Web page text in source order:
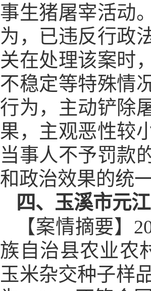
事生猪屠宰活动
为，已违反行政
关在处理该案时
不稳定等特殊情
行为，主动铲除
果，主观恶性较
当事人不予罚款
和政治效果的统
四、玉溪市元
【案情摘要】
族自治县农业农
玉米杂交种子样